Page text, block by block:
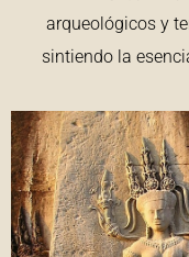
arqueológicos y
sintiendo la